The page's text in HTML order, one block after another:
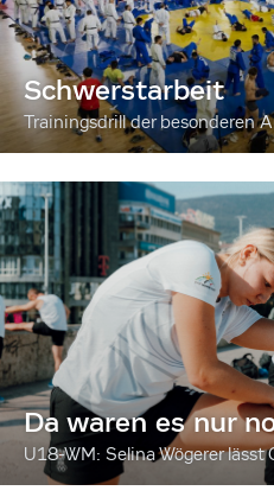
Schwerstarbeit
Trainingsdrill der besonderen
Da waren es nur
U18-WM: Selina Wögerer lässt